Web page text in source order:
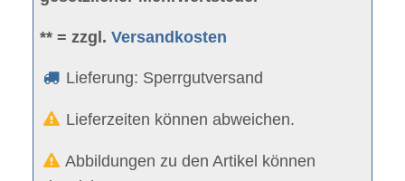
** = zzgl.Versandkosten
Lieferung: Sperrgutversand
Lieferzeiten können abweichen.
Abbildungen zu den Artikel können